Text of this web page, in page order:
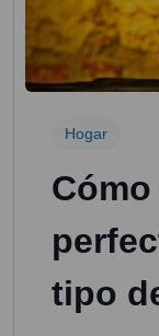
Hogar
tipo